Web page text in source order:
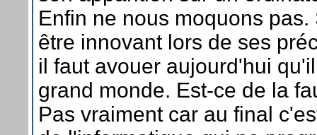
Enfin ne nous moquons pas.
être innovant lors de ses
il faut avouer aujourd'hui
grand monde. Est-ce de la
Pas vraiment car au final